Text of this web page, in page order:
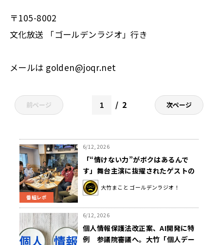
〒105-8002
文化放送 「ゴールデンラジオ」行き
メールは golden@joqr.net
前ページ 2 次ページ
番組レポ
6/12, 2026
「“情けない力”がボクはあるんで
す」舞台主演に抜擢されたゲストの
発言に大竹「？」
大竹まこと ゴールデンラジオ！
6/12, 2026
個人情報保護法改正案、AI開発に特
例 参議院審議へ。大竹「個人デー